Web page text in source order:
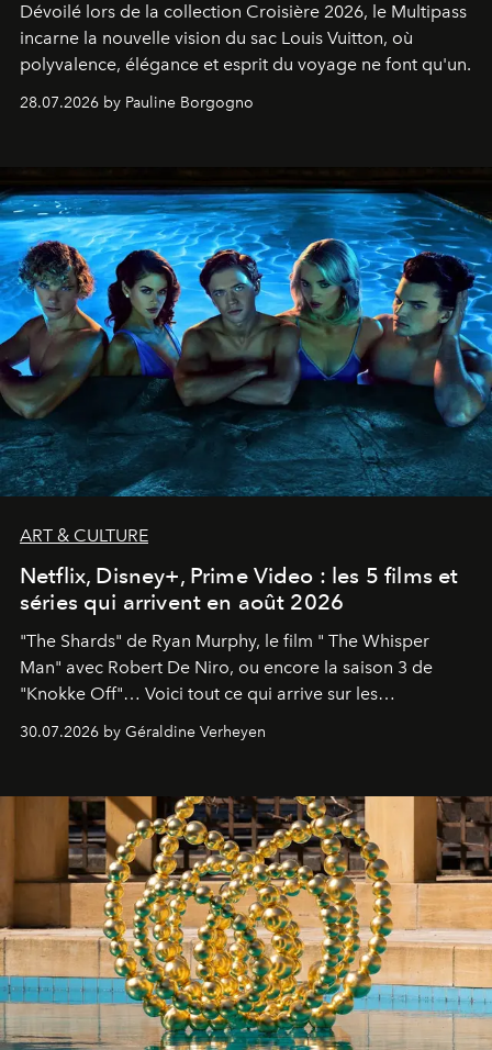
Dévoilé lors de la collection Croisière 2026, le Multipass
incarne la nouvelle vision du sac Louis Vuitton, où
polyvalence, élégance et esprit du voyage ne font qu'un.
28.07.2026 by Pauline Borgogno
ART & CULTURE
Netflix, Disney+, Prime Video : les 5 films et
séries qui arrivent en août 2026
"The Shards" de Ryan Murphy, le film " The Whisper
Man" avec Robert De Niro, ou encore la saison 3 de
"Knokke Off"… Voici tout ce qui arrive sur les
plateformes de streaming en août 2026.
30.07.2026 by Géraldine Verheyen